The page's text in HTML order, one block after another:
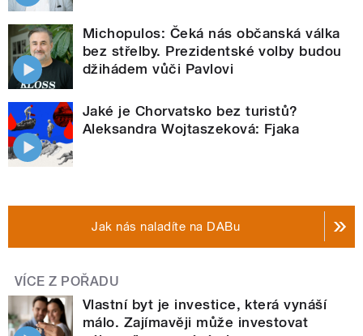
Michopulos: Čeká nás občanská válka
bez střelby. Prezidentské volby budou
džihádem vůči Pavlovi
Jaké je Chorvatsko bez turistů?
Aleksandra Wojtaszeková: Fjaka
Jak nás naladíte na DABu
VÍCE Z POŘADU
Vlastní byt je investice, která vynáší
málo. Zajímavěji může investovat